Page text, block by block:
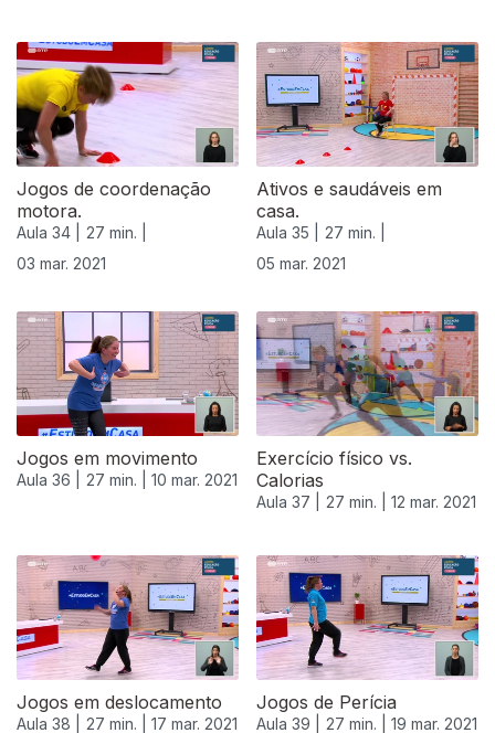
Jogos de coordenação
motora.
Aula 34 |
27 min. |
03 mar. 2021
Ativos e saudáveis em
casa.
Aula 35 |
27 min. |
05 mar. 2021
528486
Jogos em movimento
Aula 36 | 27 min. | 10 mar. 2021
Exercício físico vs.
Calorias
Aula 37 | 27 min. | 12 mar. 2021
Jogos em deslocamento
Aula 38 | 27 min. | 17 mar. 2021
Jogos de Perícia
Aula 39 | 27 min. | 19 mar. 2021